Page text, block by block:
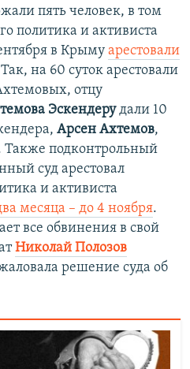
пять человек, в том
политика и активиста
в Крыму арестовали
на 60 суток арестовали
отцу
Эскендерудали 10
Арсен Ахтемов,
Также подконтрольный
суд арестовал
и активиста
месяца – до 4 ноября.
все обвинения в свой
Николай Полозов
решение суда об